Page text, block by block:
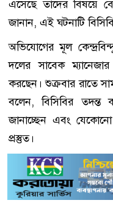
এসেছে তাদের বিষয়ে
জানান, এই ঘটনাটি
অভিযোগের মূল
দলের সাবেক
করছেন। শুক্রবার রাতে
বলেন, বিসিবির তদন্ত
জানাচ্ছেন এবং
প্রস্তুত।